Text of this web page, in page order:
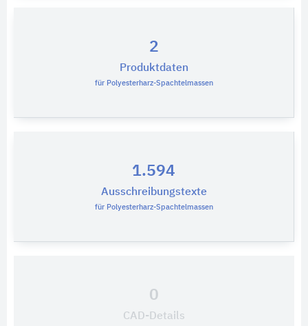
2
Produktdaten
für Polyesterharz-Spachtelmassen
1.594
Ausschreibungstexte
für Polyesterharz-Spachtelmassen
0
CAD-Details